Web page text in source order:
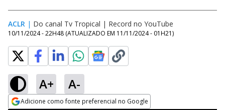
ACLR | Do canal Tv Tropical | Record no YouTube
10/11/2024 - 22H48 (ATUALIZADO EM 11/11/2024 - 01H21)
A+ A-
Adicione como fonte preferencial no Google